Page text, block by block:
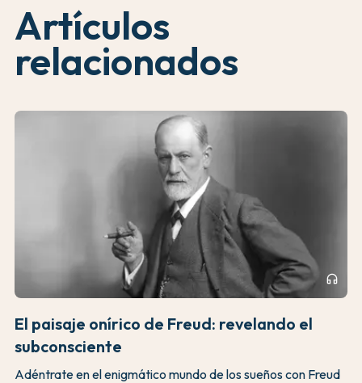
Artículos
relacionados
headphones
El paisaje onírico de Freud: revelando el
subconsciente
Adéntrate en el enigmático mundo de los sueños con Freud